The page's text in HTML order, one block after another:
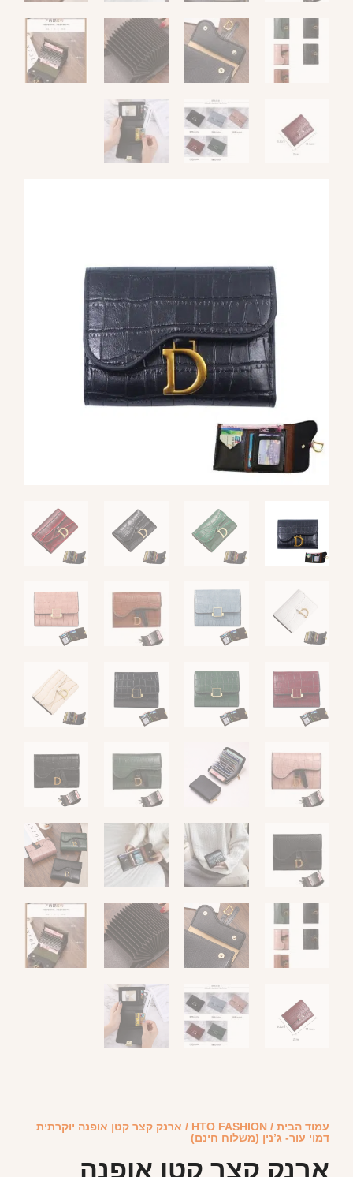
עמוד הבית /
HTO FASHION / ארנק קצר קטן אופנה יוקרתית
דמוי עור- ג’נין (משלוח חינם)
ארנק קצר קטן אופנה